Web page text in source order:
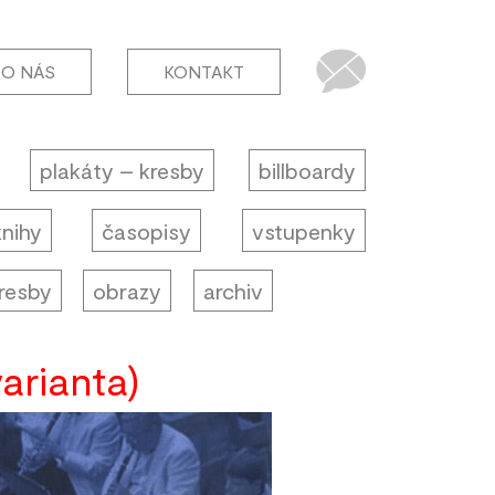
O NÁS KONTAKT
plakáty – kresby billboardy
časopisy vstupenky
obrazy archiv